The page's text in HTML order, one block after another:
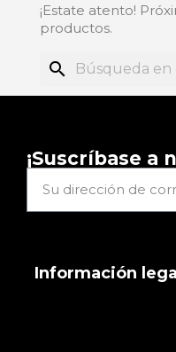
¡Estate atento!
productos.
search
¡Suscríbase a
Información legal